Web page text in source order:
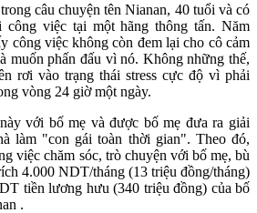
câu chuyện tên Nianan, 40 tuổi và có
việc tại một hãng thông tấn. Năm
công việc không còn đem lại cho cô cảm
muốn phấn đấu vì nó. Không những thế,
rơi vào trạng thái stress cực độ vì phải
vòng 24 giờ một ngày.
với bố mẹ và được bố mẹ đưa ra giải
làm "con gái toàn thời gian". Theo đó,
việc chăm sóc, trò chuyện với bố mẹ, bù
4.000 NDT/tháng (13 triệu đồng/tháng)
tiền lương hưu (340 triệu đồng) của bố
.